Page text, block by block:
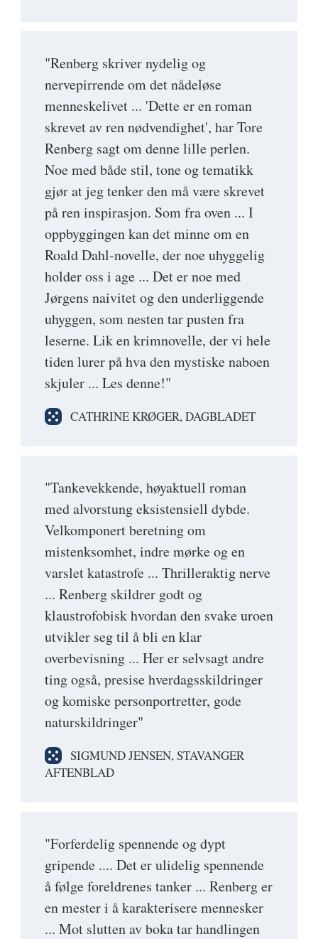
"Renberg skriver nydelig og
nervepirrende om det nådeløse
menneskelivet ... 'Dette er en roman
skrevet av ren nødvendighet', har Tore
Renberg sagt om denne lille perlen.
Noe med både stil, tone og tematikk
gjør at jeg tenker den må være skrevet
på ren inspirasjon. Som fra oven ... I
oppbyggingen kan det minne om en
Roald Dahl-novelle, der noe uhyggelig
holder oss i age ... Det er noe med
Jørgens naivitet og den underliggende
uhyggen, som nesten tar pusten fra
leserne. Lik en krimnovelle, der vi hele
tiden lurer på hva den mystiske naboen
skjuler ... Les denne!"
CATHRINE KRØGER, DAGBLADET
"Tankevekkende, høyaktuell roman
med alvorstung eksistensiell dybde.
Velkomponert beretning om
mistenksomhet, indre mørke og en
varslet katastrofe ... Thrilleraktig nerve
... Renberg skildrer godt og
klaustrofobisk hvordan den svake uroen
utvikler seg til å bli en klar
overbevisning ... Her er selvsagt andre
ting også, presise hverdagsskildringer
og komiske personportretter, gode
naturskildringer"
SIGMUND JENSEN, STAVANGER
AFTENBLAD
"Forferdelig spennende og dypt
gripende .... Det er ulidelig spennende
å følge foreldrenes tanker ... Renberg er
en mester i å karakterisere mennesker
... Mot slutten av boka tar handlingen